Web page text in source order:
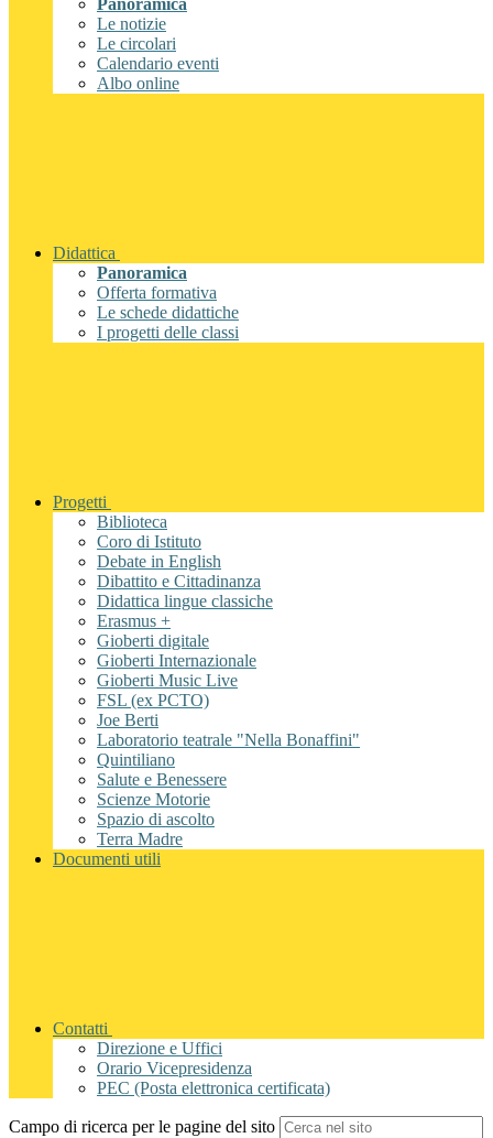
Panoramica
Le notizie
Le circolari
Calendario eventi
Albo online
Didattica
Panoramica
Offerta formativa
Le schede didattiche
I progetti delle classi
Progetti
Biblioteca
Coro di Istituto
Debate in English
Dibattito e Cittadinanza
Didattica lingue classiche
Erasmus +
Gioberti digitale
Gioberti Internazionale
Gioberti Music Live
FSL (ex PCTO)
Joe Berti
Laboratorio teatrale "Nella Bonaffini"
Quintiliano
Salute e Benessere
Scienze Motorie
Spazio di ascolto
Terra Madre
Documenti utili
Contatti
Direzione e Uffici
Orario Vicepresidenza
PEC (Posta elettronica certificata)
Campo di ricerca per le pagine del sito